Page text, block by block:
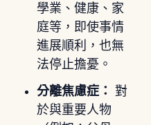
學業、健康、家
庭等，即使事情
進展順利，也無
法停止擔憂。
分離焦慮症： 對
於與重要人物